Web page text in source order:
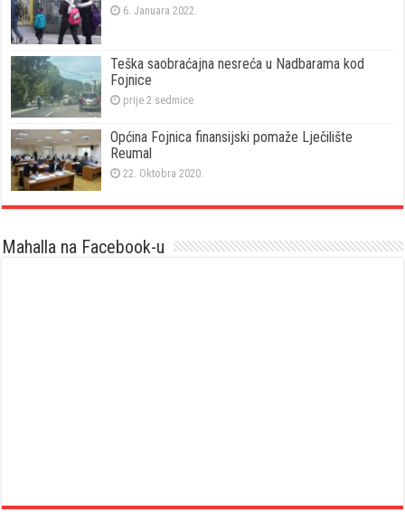
6. Januara 2022.
Teška saobraćajna nesreća u Nadbarama kod
Fojnice
prije 2 sedmice
Općina Fojnica finansijski pomaže Lječilište
Reumal
22. Oktobra 2020.
Mahalla na Facebook-u